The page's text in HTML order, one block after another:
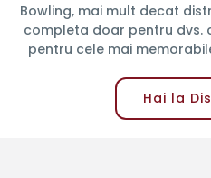
Bowling, mai mult decat
completa doar pentru dvs.
pentru cele mai
Hai la